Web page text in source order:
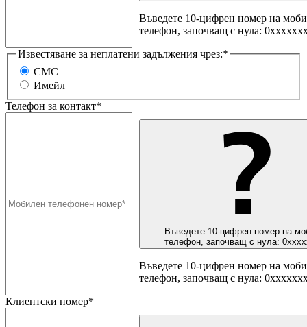
Въведете 10-цифрен номер на
телефон, започващ с нула:
Известяване за неплатени задължения чрез:*
СМС
Имейл
Телефон за контакт*
Въведете 10-цифрен номер на
телефон, започващ с нула:
Въведете 10-цифрен номер на
телефон, започващ с нула:
Клиентски номер*